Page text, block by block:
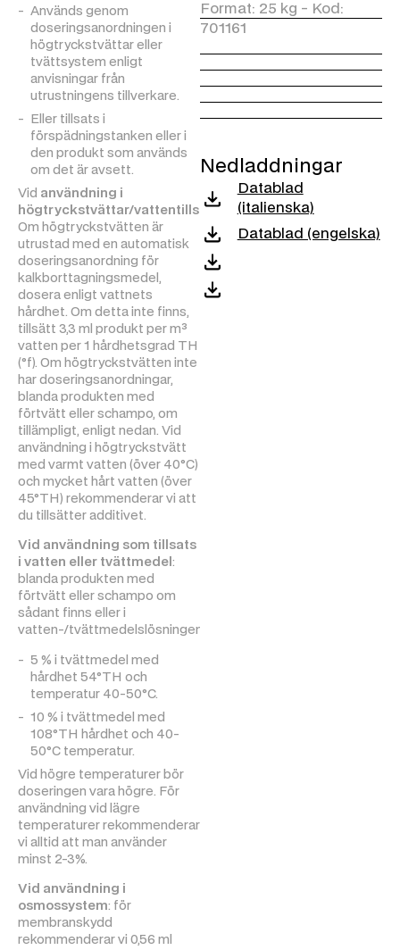
Lämplig för användning i
professionell utrustning:
den är särskilt lämplig för
användning i
högtryckstvättar eller
bevara funktionen över tid.
Avhärdare för hårt vatten:
lämplig för användning i
varmvattenberedare,
pannor, värmeväxlare.
Används genom
doseringsanordningen i
högtryckstvättar eller
tvättsystem enligt
anvisningar från
utrustningens tillverkare.
Eller tillsats i
förspädningstanken eller i
den produkt som används
om det är avsett.
Vid användning i
högtryckstvättar/vattentillsatser
Om högtryckstvätten är
utrustad med en automatisk
doseringsanordning för
kalkborttagningsmedel,
dosera enligt vattnets
hårdhet. Om detta inte finns,
tillsätt 3,3 ml produkt per m³
vatten per 1 hårdhetsgrad TH
(°f). Om högtryckstvätten inte
har doseringsanordningar,
blanda produkten med
förtvätt eller schampo, om
tillämpligt, enligt nedan. Vid
användning i högtryckstvätt
med varmt vatten (över 40°C)
och mycket hårt vatten (över
45°TH) rekommenderar vi att
du tillsätter additivet.
Vid användning som tillsats
i vatten eller tvättmedel :
blanda produkten med
förtvätt eller schampo om
sådant finns eller i
vatten-/tvättmedelslösningen:
5 % i tvättmedel med
hårdhet 54°TH och
temperatur 40-50°C.
10 % i tvättmedel med
108°TH hårdhet och 40-
50°C temperatur.
Vid högre temperaturer bör
doseringen vara högre. För
användning vid lägre
temperaturer rekommenderar
vi alltid att man använder
minst 2-3%.
Vid användning i
osmossystem: för
membranskydd
rekommenderar vi 0,56 ml
Format: 25 kg - Kod:
701161
Nedladdningar
Datablad
(italienska)
Datablad (engelska)